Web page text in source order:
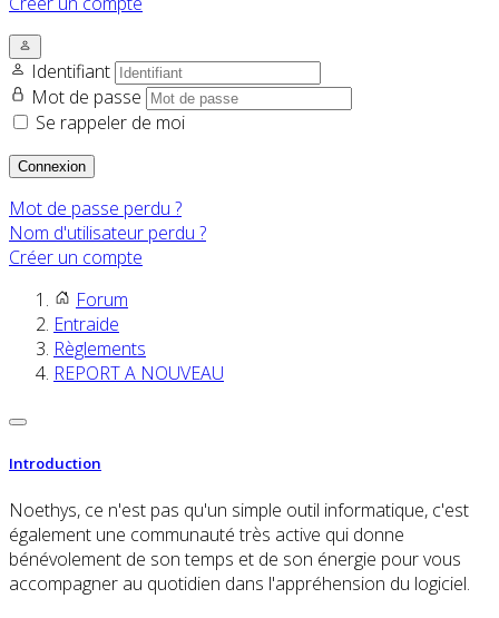
Identifiant
Mot de passe
Se rappeler de moi
Connexion
Mot de passe perdu ?
Nom d'utilisateur perdu ?
Créer un compte
Forum
Entraide
Règlements
REPORT A NOUVEAU
Introduction
Noethys, ce n'est pas qu'un simple outil informatique, c'est
également une communauté très active qui donne
bénévolement de son temps et de son énergie pour vous
accompagner au quotidien dans l'appréhension du logiciel.